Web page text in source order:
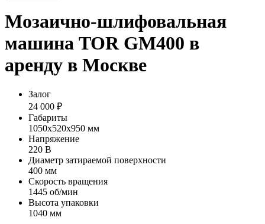
Мозаично-шлифовальная
машина TOR GM400 в
аренду в Москве
Залог
24 000 ₽
Габариты
1050х520х950 мм
Напряжение
220 В
Диаметр затираемой поверхности
400 мм
Скорость вращения
1445 об/мин
Высота упаковки
1040 мм